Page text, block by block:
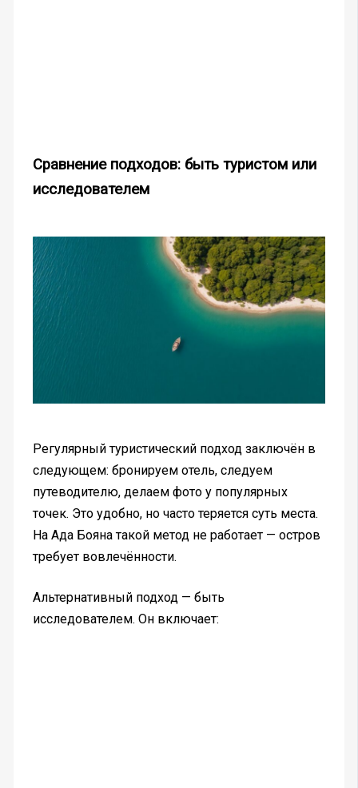
Сравнение подходов: быть туристом или
исследователем
Регулярный туристический подход заключён в
следующем: бронируем отель, следуем
путеводителю, делаем фото у популярных
точек. Это удобно, но часто теряется суть места.
На Ада Бояна такой метод не работает — остров
требует вовлечённости.
Альтернативный подход — быть
исследователем. Он включает: